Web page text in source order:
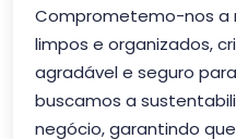
Comprometemo-nos a
limpos e organizados,
agradável e seguro
buscamos a
negócio, garantindo